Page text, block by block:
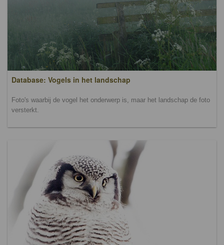
Database: Vogels in het landschap
Foto's waarbij de vogel het onderwerp is, maar het landschap de foto
versterkt.